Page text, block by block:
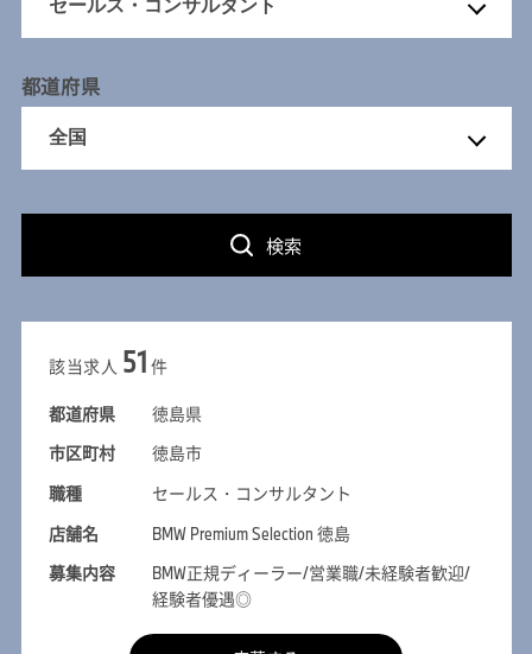
都道府県
検索
該当求人 51 件
都道府県
徳島県
市区町村
徳島市
職種
セールス・コンサルタント
店舗名
BMW Premium Selection 徳島
募集内容
BMW正規ディーラー/営業職/未経験者歓迎/
経験者優遇◎